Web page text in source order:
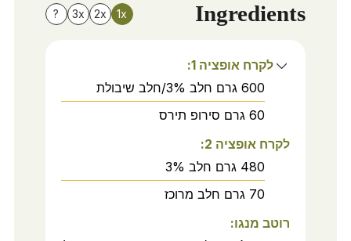
Ingredients
1x
2x
3x
?
לקרח אופציה 1:
600 גרם חלב 3%/חלב שיבולת
60 גרם סירופ תירס
לקרח אופציה 2:
480 גרם חלב 3%
70 גרם חלב מרוכז
רוטב מנגו: